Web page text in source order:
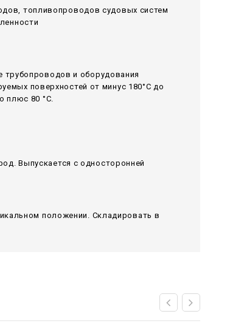
топливопроводов судовых систем
трубопроводов и оборудования
поверхностей от минус 180°С до
плюс 80 °С.
Выпускается с односторонней
положении. Складировать в